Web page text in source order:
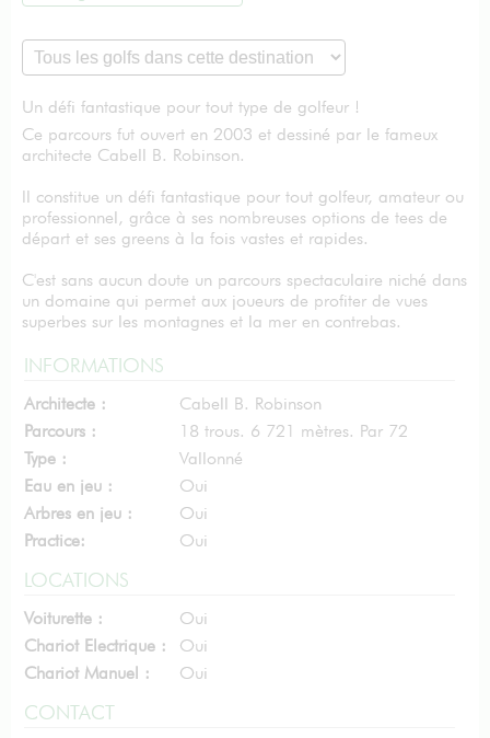
Un défi fantastique pour tout type de golfeur !
Ce parcours fut ouvert en 2003 et dessiné par le fameux
architecte Cabell B. Robinson.
Il constitue un défi fantastique pour tout golfeur, amateur ou
professionnel, grâce à ses nombreuses options de tees de
départ et ses greens à la fois vastes et rapides.
C'est sans aucun doute un parcours spectaculaire niché dans
un domaine qui permet aux joueurs de profiter de vues
superbes sur les montagnes et la mer en contrebas.
INFORMATIONS
Architecte :
Cabell B. Robinson
Parcours :
18 trous. 6 721 mètres. Par 72
Type :
Vallonné
Eau en jeu :
Oui
Arbres en jeu :
Oui
Practice:
Oui
LOCATIONS
Voiturette :
Oui
Chariot Electrique :
Oui
Chariot Manuel :
Oui
CONTACT